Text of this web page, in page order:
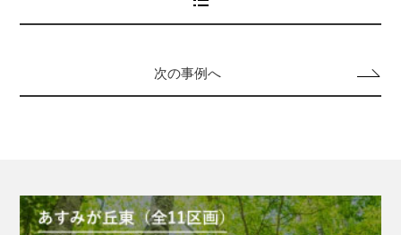
次の事例へ